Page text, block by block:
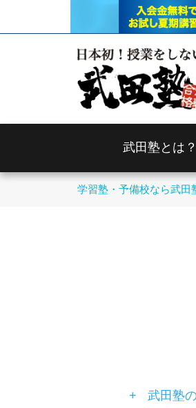
武田塾とは？
学習塾・予備校なら武田
武田塾